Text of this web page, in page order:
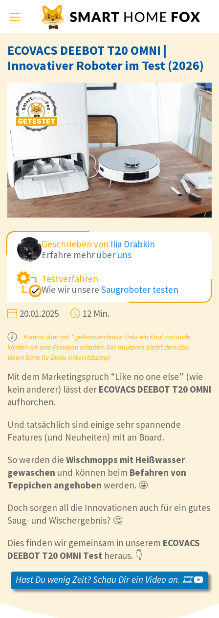
Toggle
navigation
ECOVACS DEEBOT T20 OMNI |
Innovativer Roboter im Test (2026)
Geschrieben von Ilia Drabkin
Erfahre mehr über uns
Testverfahren
Wie wir unsere Saugroboter testen
20.01.2025 12 Min.
Kommt über mit * gekennzeichnete Links ein Kauf zustande,
können wir eine Provision erhalten. Der Kaufpreis bleibt derselbe.
Vielen Dank für Deine Unterstützung!
Mit dem Marketingspruch “Like no one else” (wie
kein anderer) lässt der ECOVACS DEEBOT T20 OMNI
aufhorchen.
Und tatsächlich sind einige sehr spannende
Features (und Neuheiten) mit an Board.
So werden die Wischmopps mit Heißwasser
gewaschen und können beim Befahren von
Teppichen angehoben werden. 🤩
Doch sorgen all die Innovationen auch für ein gutes
Saug- und Wischergebnis? 🤔
Dies finden wir gemeinsam in unserem ECOVACS
DEEBOT T20 OMNI Test heraus. 👇
Hast Du wenig Zeit? Schau Dir ein Video an. 🎞️